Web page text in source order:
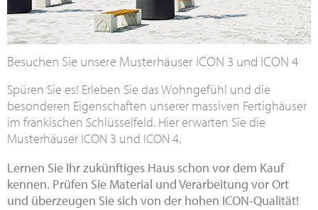
Besuchen Sie unsere Musterhäuser ICON 3 und ICON 4
Spüren Sie es! Erleben Sie das Wohngefühl und die
besonderen Eigenschaften unserer massiven Fertighäuser
im fränkischen Schlüsselfeld. Hier erwarten Sie die
Musterhäuser ICON 3 und ICON 4.
Lernen Sie Ihr zukünftiges Haus schon vor dem Kauf
kennen. Prüfen Sie Material und Verarbeitung vor Ort
und überzeugen Sie sich von der hohen ICON-Qualität!